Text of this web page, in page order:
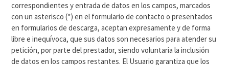
correspondientes y entrada de datos en los campos, marcados
con un asterisco (*) en el formulario de contacto o presentados
en formularios de descarga, aceptan expresamente y de forma
libre e inequívoca, que sus datos son necesarios para atender su
petición, por parte del prestador, siendo voluntaria la inclusión
de datos en los campos restantes. El Usuario garantiza que los